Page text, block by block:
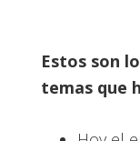
Estos son
temas que